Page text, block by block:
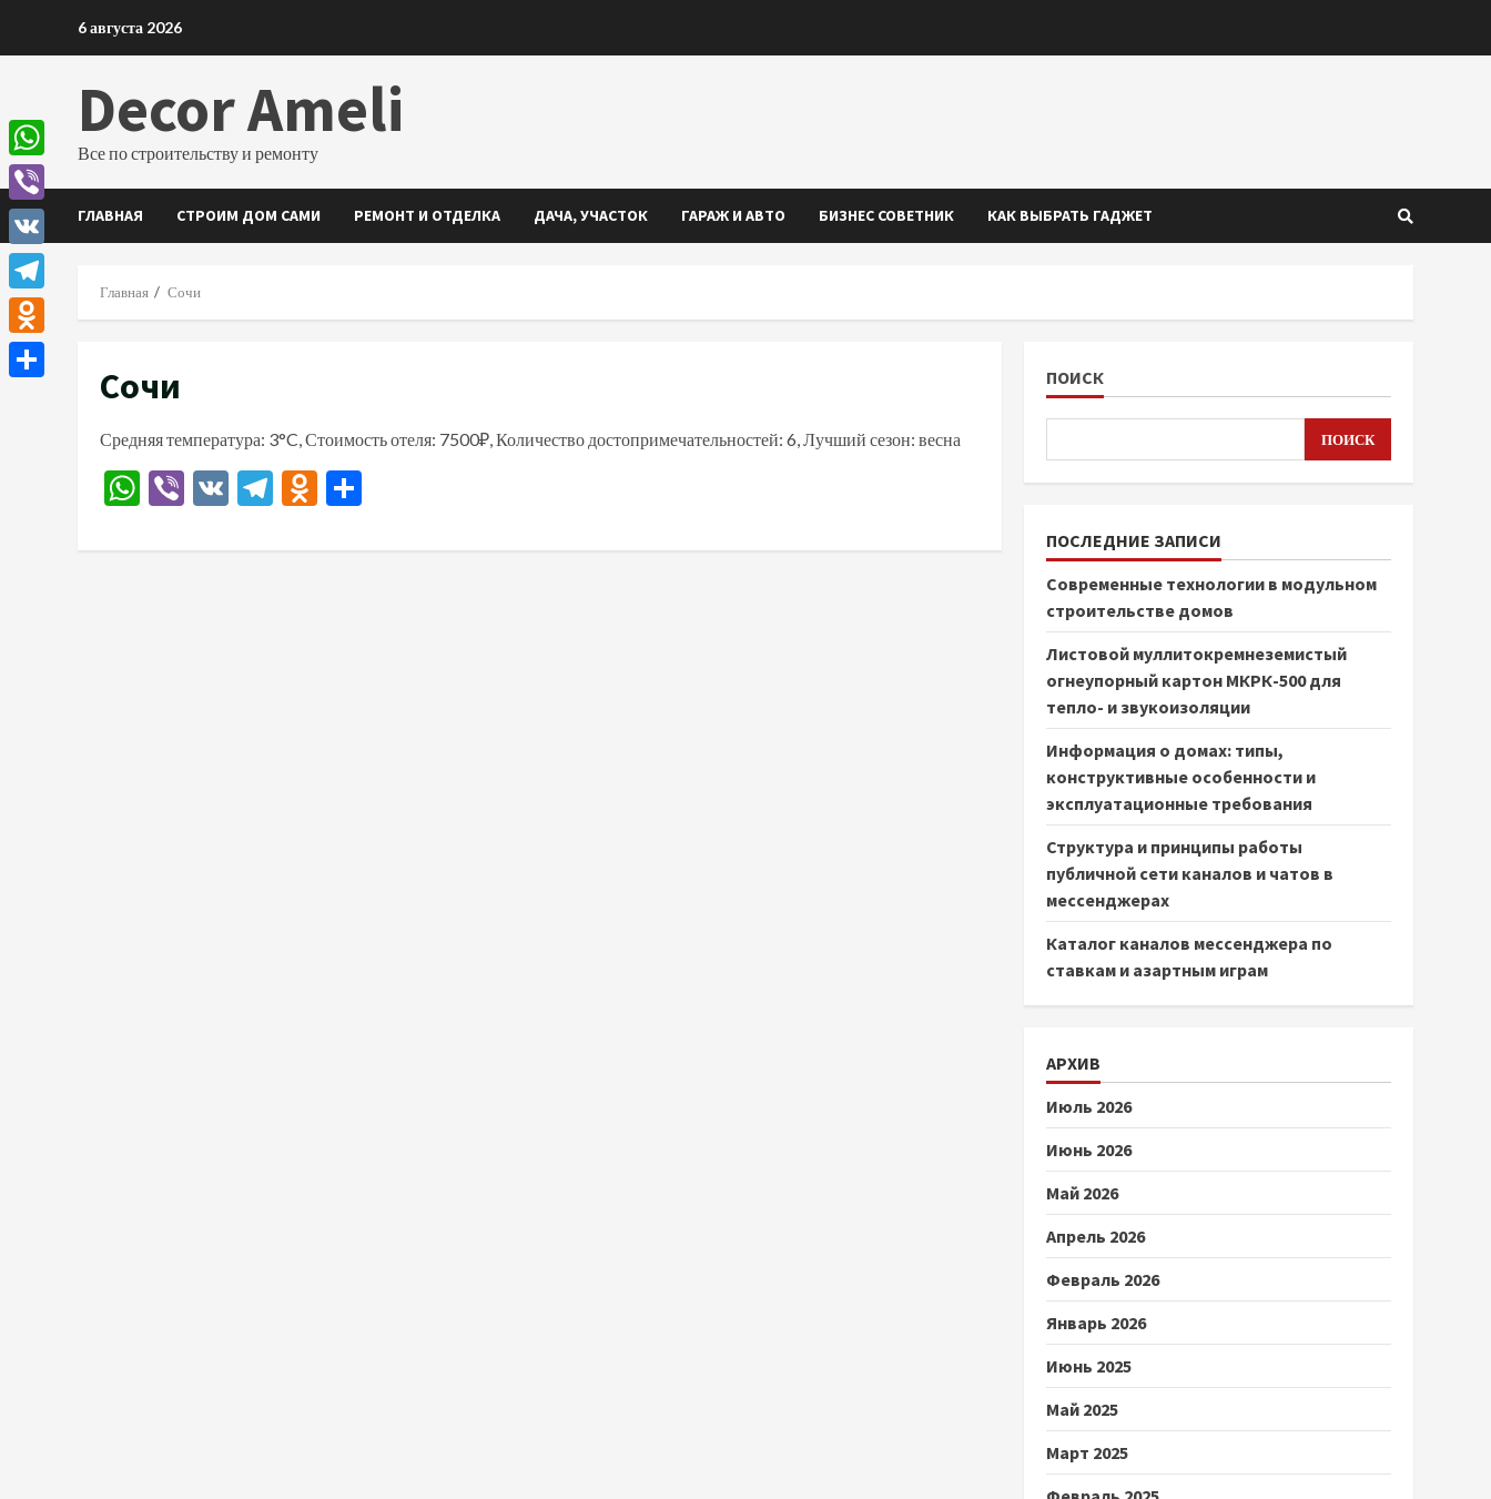
6 августа 2026
Decor Ameli
Все по строительству и ремонту
ГЛАВНАЯ СТРОИМ ДОМ САМИ РЕМОНТ И ОТДЕЛКА ДАЧА, УЧАСТОК ГАРАЖ И АВТО БИЗНЕС СОВЕТНИК КАК ВЫБРАТЬ ГАДЖЕТ
Главная Сочи
Сочи
Средняя температура: 3°C, Стоимость отеля: 7500₽, Количество достопримечательностей: 6, Лучший сезон: весна
WhatsApp
Viber
VK Telegram
Odnoklassniki
ПОИСК
ПОИСК
ПОСЛЕДНИЕ ЗАПИСИ
Современные технологии в модульном
строительстве домов
Листовой муллитокремнеземистый
огнеупорный картон МКРК-500 для
тепло- и звукоизоляции
Информация о домах: типы,
конструктивные особенности и
эксплуатационные требования
Структура и принципы работы
публичной сети каналов и чатов в
мессенджерах
Каталог каналов мессенджера по
ставкам и азартным играм
АРХИВ
Июль 2026
Июнь 2026
Май 2026
Апрель 2026
Февраль 2026
Январь 2026
Июнь 2025
Май 2025
Март 2025
WhatsApp
Viber
VK
Telegram
Odnoklassniki